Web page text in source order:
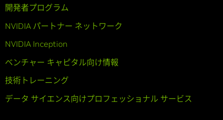
開発者プログラム
NVIDIA パートナー ネットワーク
NVIDIA Inception
ベンチャー キャピタル向け情報
技術トレーニング
データ サイエンス向けプロフェッショナル サービス